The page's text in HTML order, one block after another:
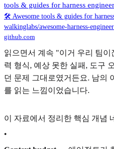
tools & guides for harness
🛠️ Awesome tools & guides for
walkinglabs/awesome-harness-
github.com
읽으면서 계속 "이거 우리 팀
력 형식, 예상 못한 실패, 도구
던 문제 그대로였거든요. 남의
를 읽는 느낌이었습니다.
이 자료에서 정리한 핵심 개념
•